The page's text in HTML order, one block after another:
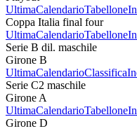
UltimaCalendarioTabellone
Coppa Italia final four
UltimaCalendarioTabellone
Serie B dil. maschile
Girone B
UltimaCalendarioClassifica
Serie C2 maschile
Girone A
UltimaCalendarioTabellone
Girone D